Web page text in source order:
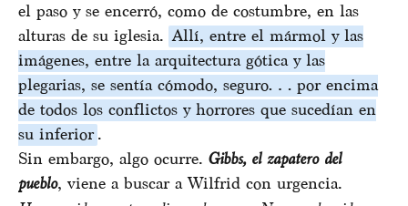
el paso y se encerró, como de costumbre, en las
alturas de su iglesia. Allí, entre el mármol y las
imágenes, entre la arquitectura gótica y las
plegarias, se sentía cómodo, seguro… por encima
de todos los conflictos y horrores que sucedían en
su inferior .
Sin embargo, algo ocurre. Gibbs, el zapatero del
pueblo, viene a buscar a Wilfrid con urgencia.